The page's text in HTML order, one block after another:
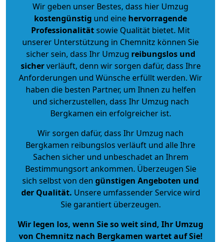
Wir geben unser Bestes, dass hier Umzug
kostengünstig und eine hervorragende
Professionalitätsowie Qualität bietet. Mit
unserer Unterstützung in Chemnitz können Sie
sicher sein, dass Ihr Umzug reibungslos und
sicherverläuft, denn wir sorgen dafür, dass Ihre
Anforderungen und Wünsche erfüllt werden. Wir
haben die besten Partner, um Ihnen zu helfen
und sicherzustellen, dass Ihr Umzug nach
Bergkamen ein erfolgreicher ist.
Wir sorgen dafür, dass Ihr Umzug nach
Bergkamen reibungslos verläuft und alle Ihre
Sachen sicher und unbeschadet an Ihrem
Bestimmungsort ankommen. Überzeugen Sie
sich selbst von den günstigen Angeboten und
der Qualität. Unsere umfassender Service wird
Sie garantiert überzeugen.
Wir legen los, wenn Sie so weit sind, Ihr Umzug
von Chemnitz nach Bergkamen wartet auf Sie!